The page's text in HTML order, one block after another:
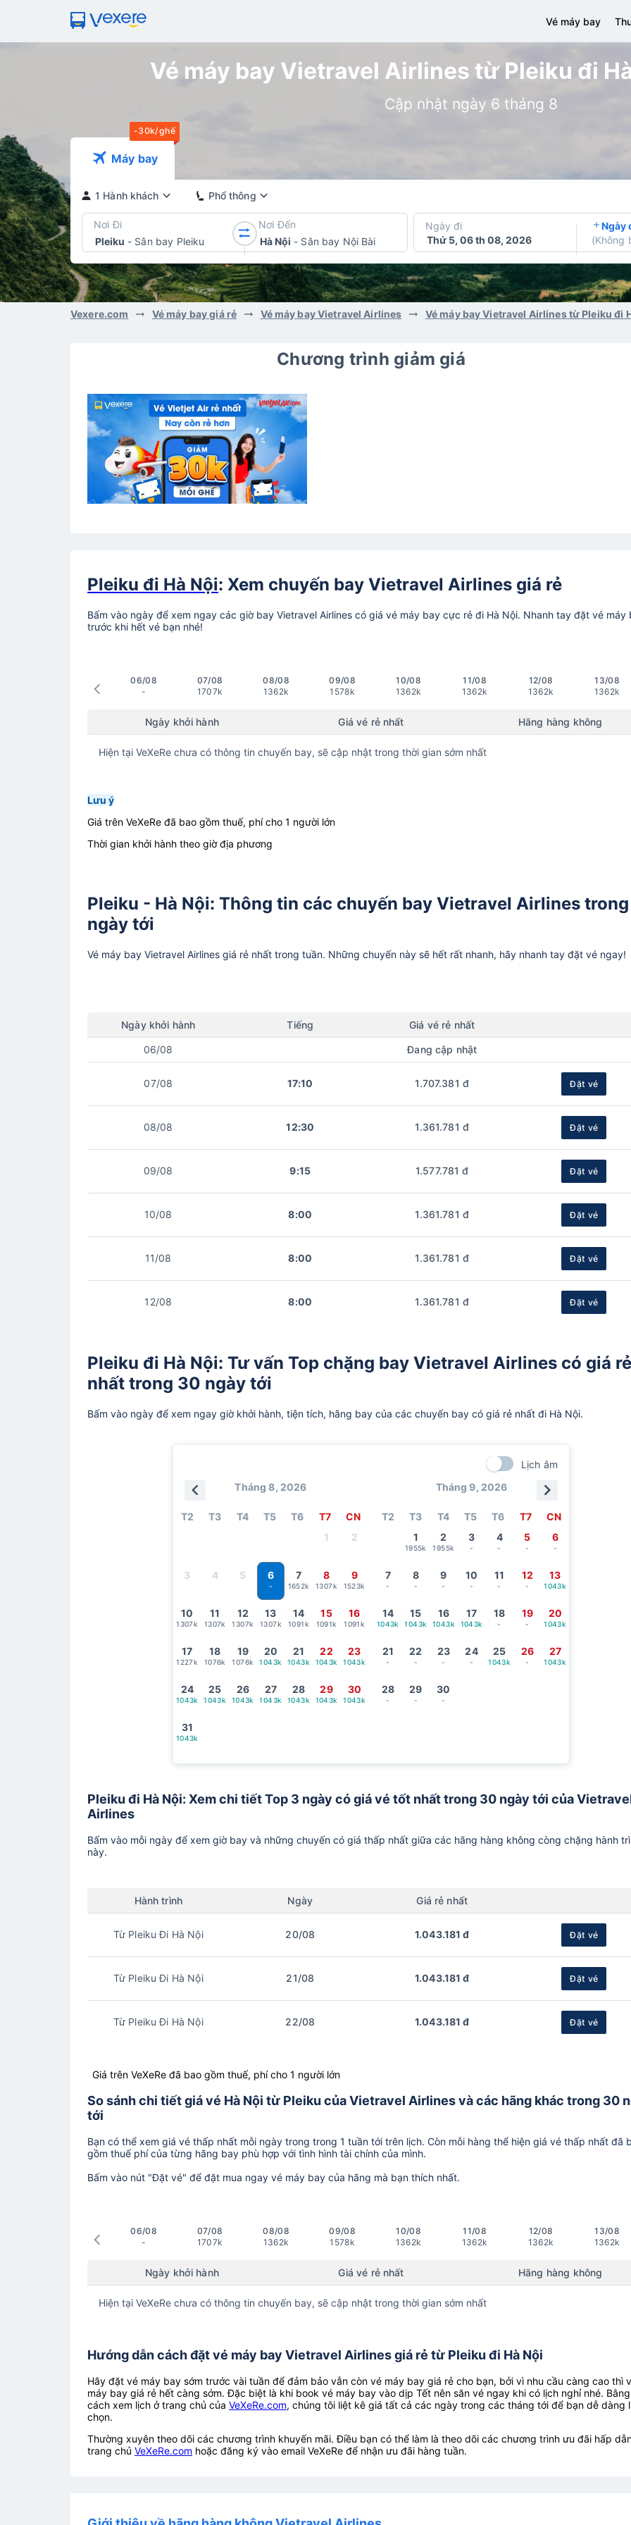
Vé máy bay
Vé máy bay Vietravel Airlines từ Pleiku đi
Cập nhật ngày 6 tháng 8
-30k/ghế
Máy bay
1 Hành khách Phổ thông
Nơi Đi
Pleiku - Sân bay Pleiku
Nơi Đến
Hà Nội - Sân bay Nội Bài
Ngày đi
Thứ 5, 06 th 08, 2026
Ngày
(Không
Vexere.com Vé máy bay giá rẻ Vé máy bay Vietravel Airlines Vé máy bay Vietravel Airlines từ Pleiku đi
Chương trình giảm giá
Pleiku đi Hà Nội: Xem chuyến bay Vietravel Airlines giá rẻ
Bấm vào ngày để xem ngay các giờ bay Vietravel Airlines có giá vé máy bay cực rẻ đi Hà Nội. Nhanh tay đặt vé máy
trước khi hết vé bạn nhé!
06/08
-
07/08
1707k
08/08
1362k
09/08
1578k
10/08
1362k
11/08
1362k
12/08
1362k
13/08
1362k
Ngày khởi hành Giá vé rẻ nhất Hãng hàng không
Hiện tại VeXeRe chưa có thông tin chuyến bay, sẽ cập nhật trong thời gian sớm nhất
Lưu ý
Giá trên VeXeRe đã bao gồm thuế, phí cho 1 người lớn
Thời gian khởi hành theo giờ địa phương
Pleiku - Hà Nội: Thông tin các chuyến bay Vietravel Airlines
ngày tới
Vé máy bay Vietravel Airlines giá rẻ nhất trong tuần. Những chuyến này sẽ hết rất nhanh, hãy nhanh tay đặt vé ngay!
Ngày khởi hành Tiếng Giá vé rẻ nhất
06/08 Đang cập nhật
07/08 17:10 1.707.381 đ Đặt vé
08/08 12:30 1.361.781 đ Đặt vé
09/08 9:15 1.577.781 đ Đặt vé
10/08 8:00 1.361.781 đ Đặt vé
11/08 8:00 1.361.781 đ Đặt vé
12/08 8:00 1.361.781 đ Đặt vé
Pleiku đi Hà Nội: Tư vấn Top chặng bay Vietravel Airlines có giá rẻ
nhất trong 30 ngày tới
Bấm vào ngày để xem ngay giờ khởi hành, tiện tích, hãng bay của các chuyến bay có giá rẻ nhất đi Hà Nội.
Lịch âm
Tháng 8, 2026
T2 T3 T4 T5 T6 T7
CN
1
2
3 4 5 6
-
7
1652k
8
1307k
9
1523k
10
1307k
11
1307k
12
1307k
13
1307k
14
1091k
15
1091k
16
1091k
17
1227k
18
1076k
19
1076k
20
1043k
21
1043k
22
1043k
23
1043k
24
1043k
25
1043k
26
1043k
27
1043k
28
1043k
29
1043k
30
1043k
31
1043k
Tháng 9, 2026
T2 T3 T4 T5 T6 T7
CN
1
1955k
2
1955k
3
-
4
-
5
-
6
-
7
-
8
-
9
-
10
-
11
-
12
-
13
1043k
14
1043k
15
1043k
16
1043k
17
1043k
18
-
19
-
20
1043k
21
-
22
-
23
-
24
-
25
1043k
26
-
27
1043k
28
-
29
-
30
-
Pleiku đi Hà Nội: Xem chi tiết Top 3 ngày có giá vé tốt nhất trong 30 ngày tới của
Airlines
Bấm vào mỗi ngày để xem giờ bay và những chuyến có giá thấp nhất giữa các hãng hàng không còng chặng hành
này.
Hành trình Ngày Giá rẻ nhất
Từ Pleiku Đi Hà Nội 20/08 1.043.181 đ Đặt vé
Từ Pleiku Đi Hà Nội 21/08 1.043.181 đ Đặt vé
Từ Pleiku Đi Hà Nội 22/08 1.043.181 đ Đặt vé
Giá trên VeXeRe đã bao gồm thuế, phí cho 1 người lớn
So sánh chi tiết giá vé Hà Nội từ Pleiku của Vietravel Airlines và các hãng khác trong 30
tới
Bạn có thể xem giá vé thấp nhất mỗi ngày trong trong 1 tuần tới trên lịch. Còn mỗi hàng thể hiện giá vé thấp nhất đã
gồm thuế phí của từng hãng bay phù hợp với tình hình tài chính của mình.
Bấm vào nút "Đặt vé" để đặt mua ngay vé máy bay của hãng mà bạn thích nhất.
06/08
-
07/08
1707k
08/08
1362k
09/08
1578k
10/08
1362k
11/08
1362k
12/08
1362k
13/08
1362k
Ngày khởi hành Giá vé rẻ nhất Hãng hàng không
Hiện tại VeXeRe chưa có thông tin chuyến bay, sẽ cập nhật trong thời gian sớm nhất
Hướng dẫn cách đặt vé máy bay Vietravel Airlines giá rẻ từ Pleiku đi Hà Nội
Hãy đặt vé máy bay sớm trước vài tuần để đảm bảo vẫn còn vé máy bay giá rẻ cho bạn, bởi vì nhu cầu càng cao thì
máy bay giá rẻ hết càng sớm. Đặc biệt là khi book vé máy bay vào dịp Tết nên săn vé ngay khi có lịch nghỉ nhé. Bằng
cách xem lịch ở trang chủ của VeXeRe.com, chúng tôi liệt kê giá tất cả các ngày trong các tháng tới để bạn dễ dàng
chọn.
Thường xuyên theo dõi các chương trình khuyến mãi. Điều bạn có thể làm là theo dõi các chương trình ưu đãi hấp
trang chủ VeXeRe.com hoặc đăng ký vào email VeXeRe để nhận ưu đãi hàng tuần.